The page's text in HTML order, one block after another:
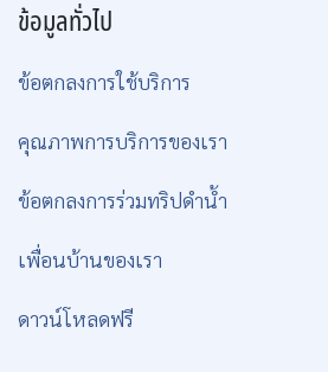
ข้อมูลทั่วไป
ข้อตกลงการใช้บริการ
คุณภาพการบริการของเรา
ข้อตกลงการร่วมทริปดำน้ำ
เพื่อนบ้านของเรา
ดาวน์โหลดฟรี